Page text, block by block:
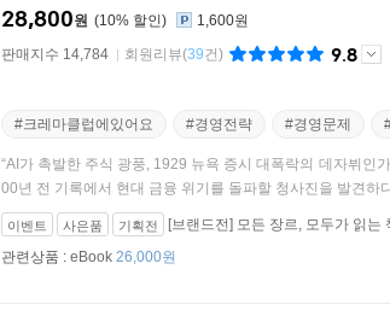
10%
28,800원
1,600원
판매지수 14,784
회원리뷰(39건) 9.8
#크레마클럽에있어요 #경영전략 #경영문제
“AI가 촉발한 주식 광풍, 1929 뉴욕 증시 대폭락의 데자뷔인
00년 전 기록에서 현대 금융 위기를 돌파할 청사진을 발견하
이벤트 사은품 기획전 [브랜드전] 모든 장르, 모두가 읽는
관련상품 : eBook 26,000원